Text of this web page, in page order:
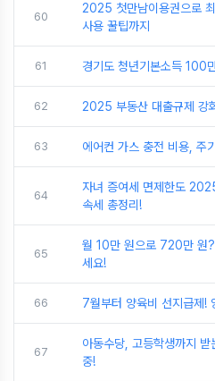
60
2025 첫만남이용권으로
사용 꿀팁까지
61 경기도 청년기본소득 100
62 2025 부동산 대출규제 강
63 에어컨 가스 충전 비용, 주
64
자녀 증여세 면제한도
속세 총정리!
65
월 10만 원으로 720만 원
세요!
66 7월부터 양육비 선지급제!
67
아동수당, 고등학생까지
중!